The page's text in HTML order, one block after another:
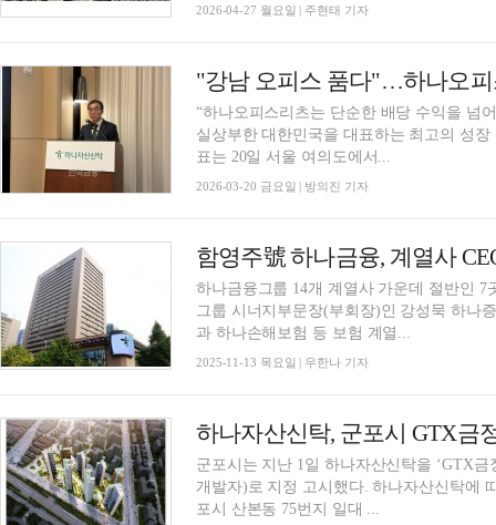
2026-04-27 월요일 | 주현태 기자
"강남 오피스 품다"…하나오
“하나오피스리츠는 단순한 배당 수익을 넘
실상부한 대한민국을 대표하는 최고의 성
표는 20일 서울 여의도에서...
2026-03-20 금요일 | 방의진 기자
하나금융그룹 14개 계열사 가운데 절반인
그룹 시너지부문장(부회장)인 강성묵 하나
과 하나손해보험 등 보험 계열...
2025-11-13 목요일 | 우한나 기자
군포시는 지난 1일 하나자산신탁을 ‘GTX
개발자)로 지정 고시했다. 하나자산신탁에 따르면, GTX금정역 역세권1구역 재개발사업은 군
포시 산본동 75번지 일대 ...